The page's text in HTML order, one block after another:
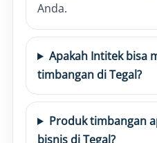
Anda.
Apakah Intitek bisa
timbangan di Tegal?
Produk timbangan
bisnis di Tegal?